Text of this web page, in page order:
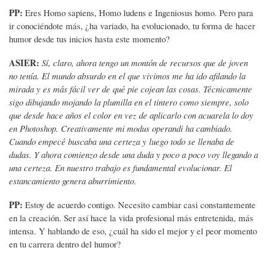
PP: Eres Homo sapiens, Homo ludens e Ingeniosus homo. Pero para
ir conociéndote más, ¿ha variado, ha evolucionado, tu forma de hacer
humor desde tus inicios hasta este momento?
ASIER: Sí, claro, ahora tengo un montón de recursos que de joven
no tenía. El mundo absurdo en el que vivimos me ha ido afilando la
mirada y es más fácil ver de qué pie cojean las cosas. Técnicamente
sigo dibujando mojando la plumilla en el tintero como siempre, solo
que desde hace años el color en vez de aplicarlo con acuarela lo doy
en Photoshop. Creativamente mi modus operandi ha cambiado.
Cuando empecé buscaba una certeza y luego todo se llenaba de
dudas. Y ahora comienzo desde una duda y poco a poco voy llegando a
una certeza. En nuestro trabajo es fundamental evolucionar. El
estancamiento genera aburrimiento.
PP: Estoy de acuerdo contigo. Necesito cambiar casi constantemente
en la creación. Ser así hace la vida profesional más entretenida, más
intensa. Y hablando de eso, ¿cuál ha sido el mejor y el peor momento
en tu carrera dentro del humor?